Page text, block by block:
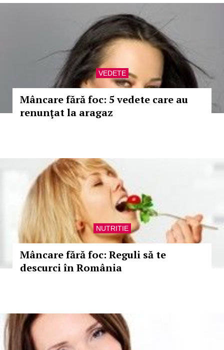
VEDETE
Mâncare fără foc: 5 vedete care au
renunţat la aragaz
NUTRITIE
Mâncare fără foc: Reguli să te
descurci în România